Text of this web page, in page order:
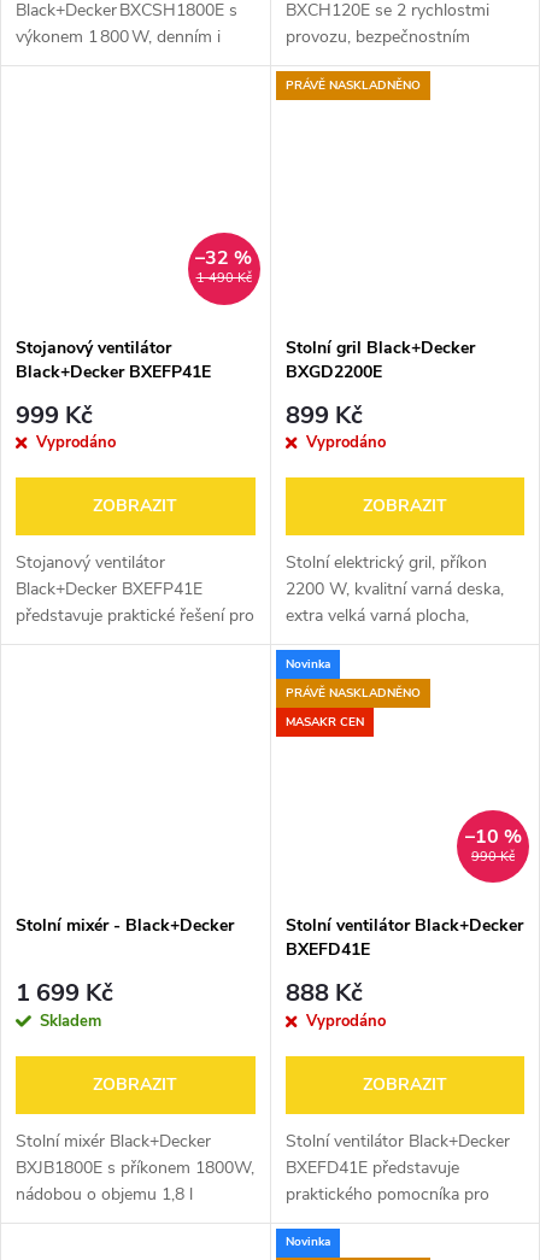
Black+Decker BXCSH1800E s
výkonem 1 800 W, denním i
týdenním programátorem,
BXCH120E se 2 rychlostmi
provozu, bezpečnostním
zámkem na víku, příkonem
motoru 120W, čepelí nože z
1 490 Kč
–32 %
Stojanový ventilátor
Black+Decker BXEFP41E
999 Kč
Vyprodáno
ZOBRAZIT
Stojanový ventilátor
Black+Decker BXEFP41E
představuje praktické řešení pro
osvěžení během horkých dnů.
PRÁVĚ NASKLADNĚNO
Stolní gril Black+Decker
BXGD2200E
899 Kč
Vyprodáno
ZOBRAZIT
Stolní elektrický gril, příkon
2200 W, kvalitní varná deska,
extra velká varná plocha,
vestavěné topné těleso,
odnímatelný termostat,
nepřilnavý povrch PTFE,
tepelně izolované...
Stolní mixér - Black+Decker
1 699 Kč
Skladem
ZOBRAZIT
Stolní mixér Black+Decker
BXJB1800E s příkonem 1800W,
nádobou o objemu 1,8 l
vyrobenou z titanu, 3 programy,
Novinka
PRÁVĚ NASKLADNĚNO
MASAKR CEN
990 Kč
–10 %
Stolní ventilátor Black+Decker
BXEFD41E
888 Kč
Vyprodáno
ZOBRAZIT
Stolní ventilátor Black+Decker
BXEFD41E představuje
praktického pomocníka pro
efektivní osvěžení v
domácnosti, kanceláři či na
Novinka